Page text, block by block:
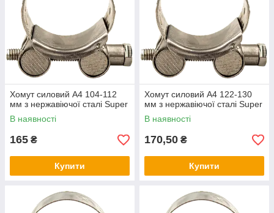
Хомут силовий А4 104-112
мм з нержавіючої сталі Super
В наявності
165 ₴
Купити
Хомут силовий А4 122-130
мм з нержавіючої сталі Super
В наявності
170,50 ₴
Купити